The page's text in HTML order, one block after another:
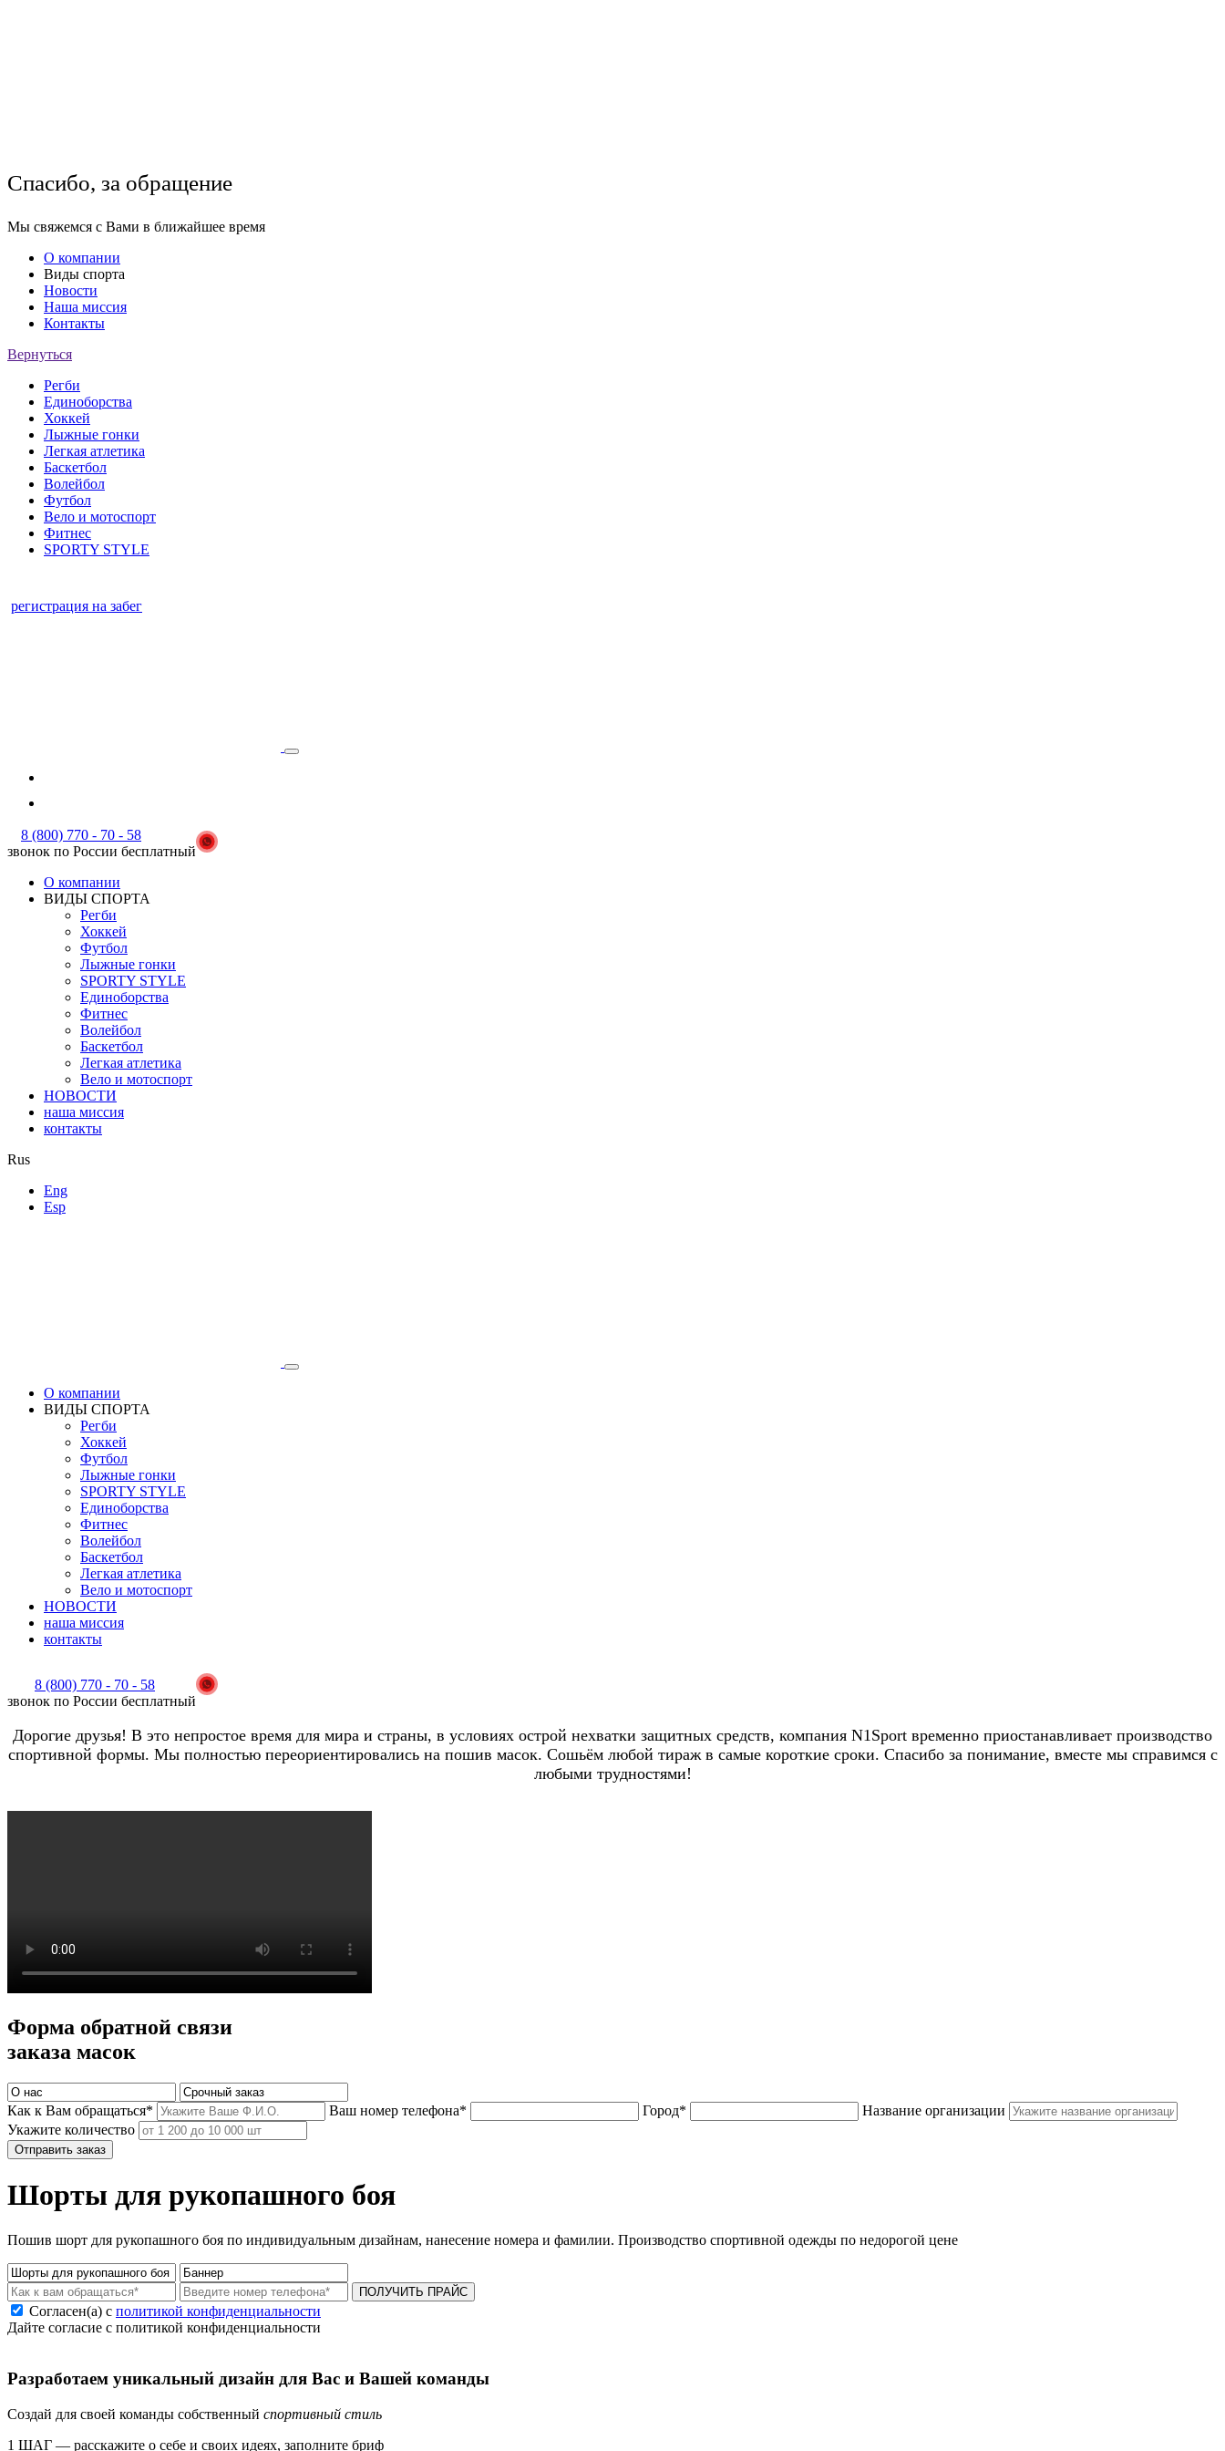
Спасибо, за обращение
Мы свяжемся с Вами в ближайшее время
О компании
Виды спорта
Новости
Наша миссия
Контакты
Вернуться
Регби
Единоборства
Хоккей
Лыжные гонки
Легкая атлетика
Баскетбол
Волейбол
Футбол
Вело и мотоспорт
Фитнес
SPORTY STYLE
регистрация на забег
8 (800) 770 - 70 - 58
звонок по России бесплатный
О компании
ВИДЫ СПОРТА
Регби
Хоккей
Футбол
Лыжные гонки
SPORTY STYLE
Единоборства
Фитнес
Волейбол
Баскетбол
Легкая атлетика
Вело и мотоспорт
НОВОСТИ
наша миссия
контакты
Rus
Eng
Esp
О компании
ВИДЫ СПОРТА
Регби
Хоккей
Футбол
Лыжные гонки
SPORTY STYLE
Единоборства
Фитнес
Волейбол
Баскетбол
Легкая атлетика
Вело и мотоспорт
НОВОСТИ
наша миссия
контакты
8 (800) 770 - 70 - 58
звонок по России бесплатный
Дорогие друзья! В это непростое время для мира и страны, в условиях острой нехватки защитных средств, компания N1Sport временно приостанавливает производство
спортивной формы. Мы полностью переориентировались на пошив масок. Сошьём любой тираж в самые короткие сроки. Спасибо за понимание, вместе мы справимся с
любыми трудностями!
Форма обратной связи
заказа масок
Как к Вам обращаться* Ваш номер телефона* Город*
Название организации
Укажите количество
Отправить заказ
Шорты для рукопашного боя
Пошив шорт для рукопашного боя по индивидуальным дизайнам, нанесение номера и фамилии. Производство спортивной одежды по недорогой цене
ПОЛУЧИТЬ ПРАЙС
Согласен(а) с политикой конфиденциальности
Дайте согласие с политикой конфиденциальности
Разработаем уникальный дизайн для Вас и Вашей команды
Создай для своей команды собственный спортивный стиль
1 ШАГ — расскажите о себе и своих идеях, заполните бриф